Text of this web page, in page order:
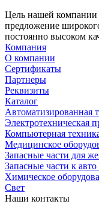
Цель нашей
предложение
постоянно высоком
Компания
О компании
Сертификаты
Партнеры
Реквизиты
Каталог
Автоматизированная
Электротехническая
Компьютерная
Медицинское
Запасные части для
Запасные части к
Химическое
Cвет
Наши контакты